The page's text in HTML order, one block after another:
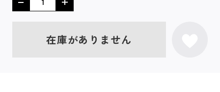
在庫がありません